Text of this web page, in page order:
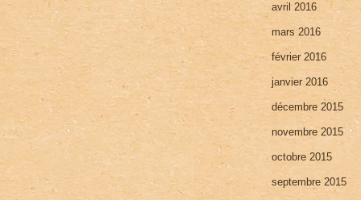
avril 2016
mars 2016
février 2016
janvier 2016
décembre 2015
novembre 2015
octobre 2015
septembre 2015